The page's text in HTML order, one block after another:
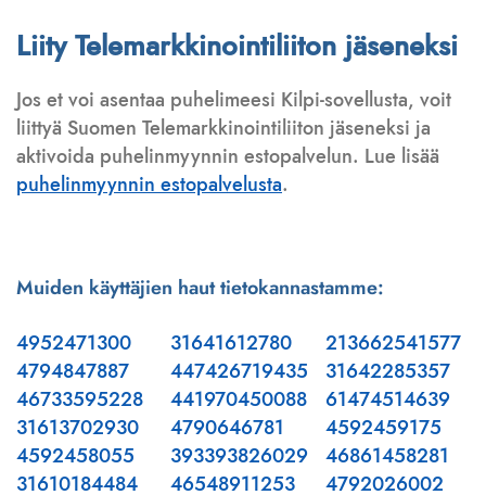
Liity Telemarkkinointiliiton jäseneksi
Jos et voi asentaa puhelimeesi Kilpi-sovellusta, voit
liittyä Suomen Telemarkkinointiliiton jäseneksi ja
aktivoida puhelinmyynnin estopalvelun. Lue lisää
puhelinmyynnin estopalvelusta.
Muiden käyttäjien haut tietokannastamme:
4952471300
4794847887
46733595228
31613702930
4592458055
31610184484
31641612780
447426719435
441970450088
4790646781
393393826029
46548911253
213662541577
31642285357
61474514639
4592459175
46861458281
4792026002